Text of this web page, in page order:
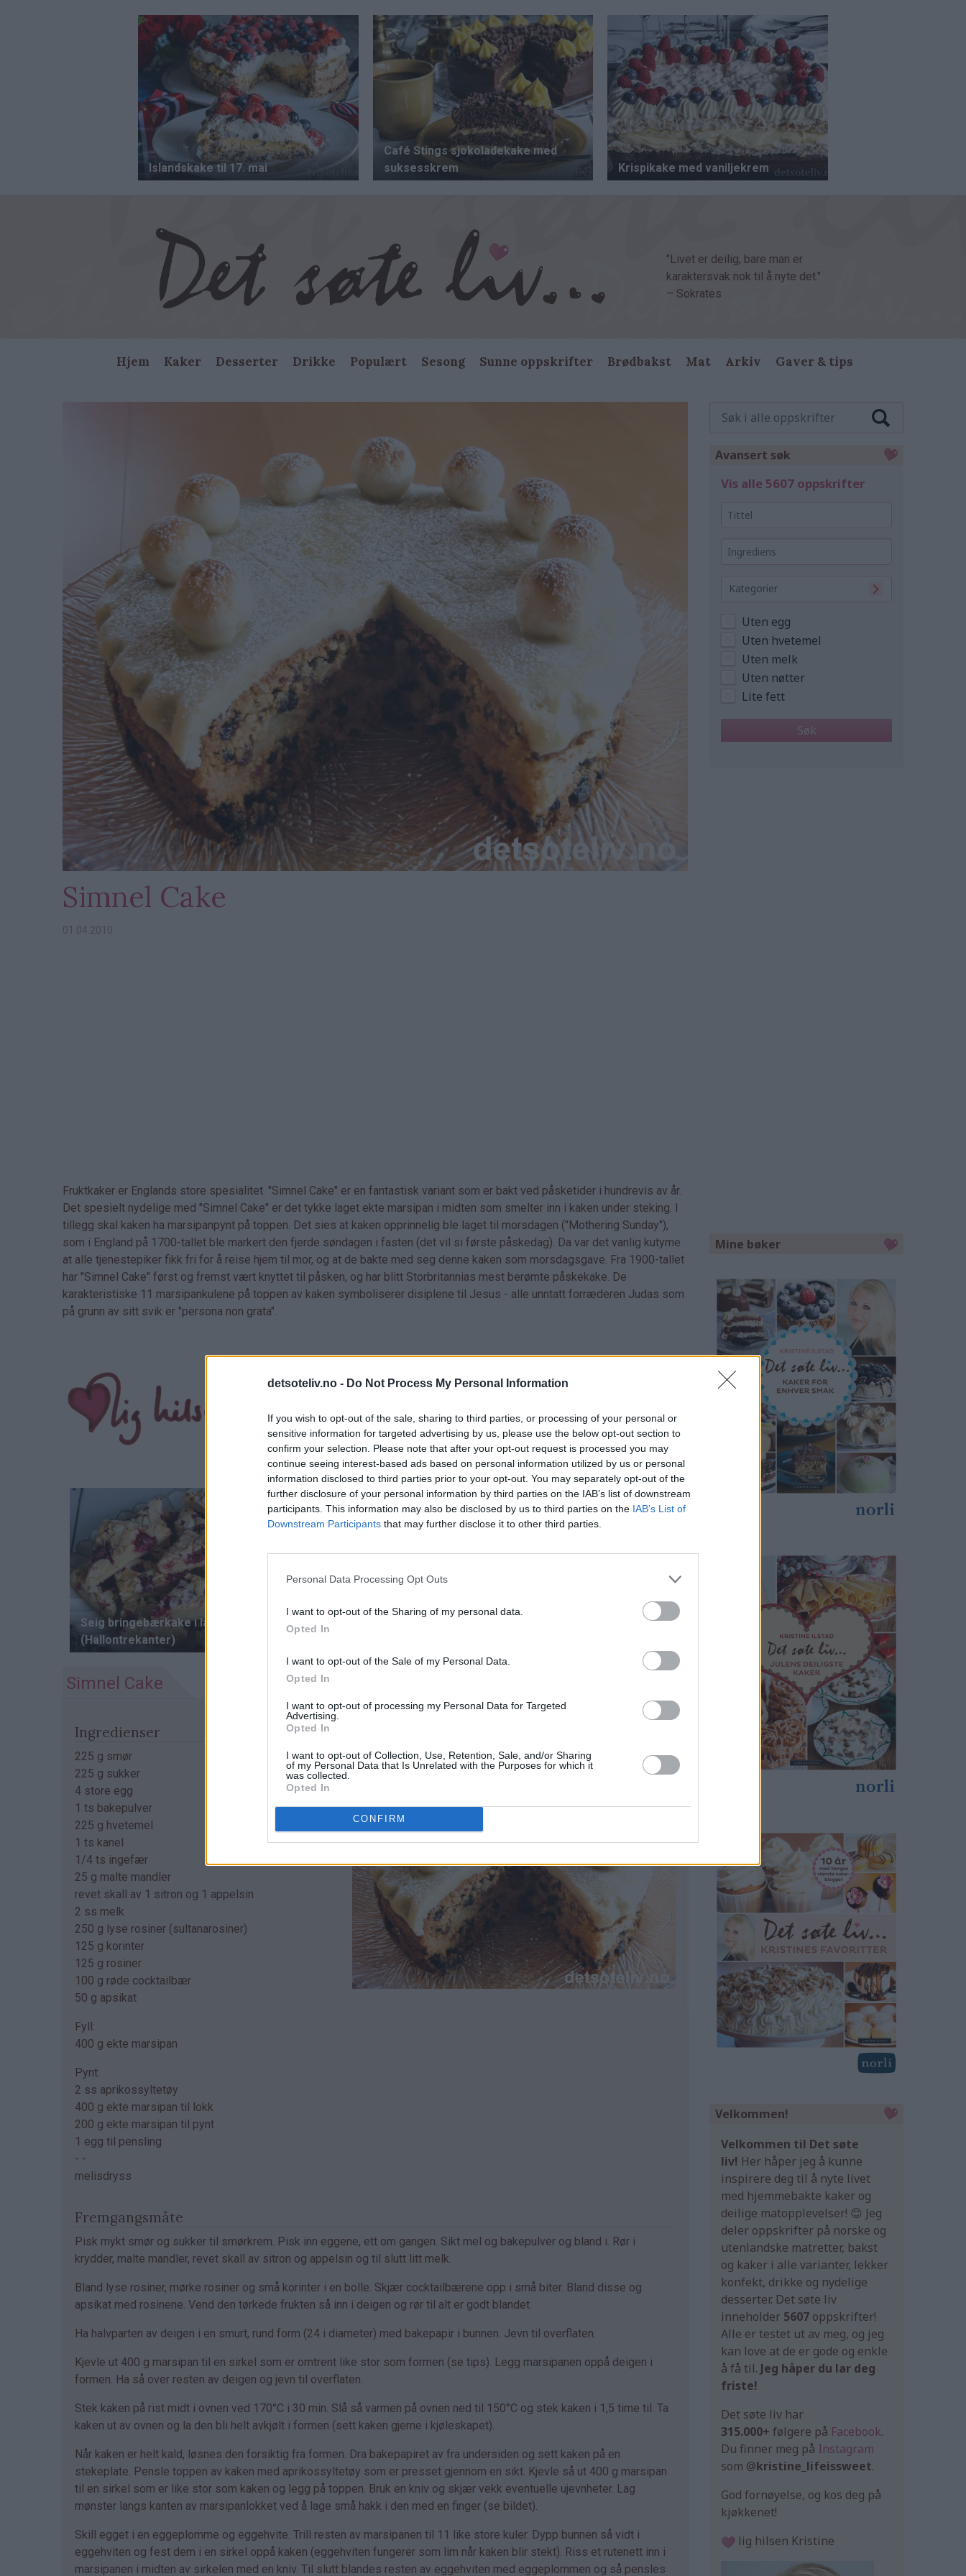
detsoteliv.no - Do Not Process My Personal Information
If you wish to opt-out of the sale, sharing to third parties, or processing of your personal or
sensitive information for targeted advertising by us, please use the below opt-out section to
confirm your selection. Please note that after your opt-out request is processed you may
continue seeing interest-based ads based on personal information utilized by us or personal
information disclosed to third parties prior to your opt-out. You may separately opt-out of the
further disclosure of your personal information by third parties on the IAB’s list of downstream
participants. This information may also be disclosed by us to third parties on the IAB’s List of
Downstream Participants that may further disclose it to other third parties.
Personal Data Processing Opt Outs
I want to opt-out of the Sharing of my personal data.
Opted In
I want to opt-out of the Sale of my Personal Data.
Opted In
I want to opt-out of processing my Personal Data for Targeted
Advertising.
Opted In
I want to opt-out of Collection, Use, Retention, Sale, and/or Sharing
of my Personal Data that Is Unrelated with the Purposes for which it
was collected.
Opted In
CONFIRM
"Livet er deilig, bare man er
karaktersvak nok til å nyte det."
– Sokrates
Main
navigation
Hjem Kaker Desserter Drikke Populært Sesong Sunne oppskrifter Brødbakst Mat Arkiv Gaver & tips
Simnel Cake
01.04.2010
Fruktkaker er Englands store spesialitet. "Simnel Cake" er en fantastisk variant som er bakt ved påsketider i hundrevis av år.
Det spesielt nydelige med "Simnel Cake" er det tykke laget ekte marsipan i midten som smelter inn i kaken under steking. I
tillegg skal kaken ha marsipanpynt på toppen. Det sies at kaken opprinnelig ble laget til morsdagen ("Mothering Sunday"),
som i England på 1700-tallet ble markert den fjerde søndagen i fasten (det vil si første påskedag). Da var det vanlig kutyme
at alle tjenestepiker fikk fri for å reise hjem til mor, og at de bakte med seg denne kaken som morsdagsgave. Fra 1900-tallet
har "Simnel Cake" først og fremst vært knyttet til påsken, og har blitt Storbritannias mest berømte påskekake. De
karakteristiske 11 marsipankulene på toppen av kaken symboliserer disiplene til Jesus - alle unntatt forræderen Judas som
på grunn av sitt svik er "persona non grata".
Simnel Cake
Ingredienser
225 g smør
225 g sukker
4 store egg
1 ts bakepulver
225 g hvetemel
1 ts kanel
1/4 ts ingefær
25 g malte mandler
revet skall av 1 sitron og 1 appelsin
2 ss melk
250 g lyse rosiner (sultanarosiner)
125 g korinter
125 g rosiner
100 g røde cocktailbær
50 g apsikat
Fyll:
400 g ekte marsipan
Pynt:
2 ss aprikossyltetøy
400 g ekte marsipan til lokk
200 g ekte marsipan til pynt
1 egg til pensling
- -
melisdryss
Fremgangsmåte
Pisk mykt smør og sukker til smørkrem. Pisk inn eggene, ett om gangen. Sikt mel og bakepulver og bland i. Rør i
krydder, malte mandler, revet skall av sitron og appelsin og til slutt litt melk.
Bland lyse rosiner, mørke rosiner og små korinter i en bolle. Skjær cocktailbærene opp i små biter. Bland disse og
apsikat med rosinene. Vend den tørkede frukten så inn i deigen og rør til alt er godt blandet.
Ha halvparten av deigen i en smurt, rund form (24 i diameter) med bakepapir i bunnen. Jevn til overflaten.
Kjevle ut 400 g marsipan til en sirkel som er omtrent like stor som formen (se tips). Legg marsipanen oppå deigen i
formen. Ha så over resten av deigen og jevn til overflaten.
Stek kaken på rist midt i ovnen ved 170°C i 30 min. Slå så varmen på ovnen ned til 150°C og stek kaken i 1,5 time til. Ta
kaken ut av ovnen og la den bli helt avkjølt i formen (sett kaken gjerne i kjøleskapet).
Når kaken er helt kald, løsnes den forsiktig fra formen. Dra bakepapiret av fra undersiden og sett kaken på en
stekeplate. Pensle toppen av kaken med aprikossyltetøy som er presset gjennom en sikt. Kjevle så ut 400 g marsipan
til en sirkel som er like stor som kaken og legg på toppen. Bruk en kniv og skjær vekk eventuelle ujevnheter. Lag
mønster langs kanten av marsipanlokket ved å lage små hakk i den med en finger (se bildet).
Skill egget i en eggeplomme og eggehvite. Trill resten av marsipanen til 11 like store kuler. Dypp bunnen så vidt i
eggehviten og fest dem i en sirkel oppå kaken (eggehviten fungerer som lim når kaken blir stekt). Riss et rutenett inn i
marsipanen i midten av sirkelen med en kniv. Til slutt blandes resten av eggehviten med eggeplommen og så pensles
Avansert søk
Vis alle 5607 oppskrifter
Kategorier
Uten egg
Uten hvetemel
Uten melk
Uten nøtter
Lite fett
Mine bøker
Velkommen!
Velkommen til Det søte
liv! Her håper jeg å kunne
inspirere deg til å nyte livet
med hjemmebakte kaker og
deilige matopplevelser! 😊 Jeg
deler oppskrifter på norske og
utenlandske matretter, bakst
og kaker i alle varianter, lekker
konfekt, drikke og nydelige
desserter. Det søte liv
inneholder 5607 oppskrifter!
Alle er testet ut av meg, og jeg
kan love at de er gode og enkle
å få til. Jeg håper du lar deg
friste!
Det søte liv har
315.000+ følgere på Facebook.
Du finner meg på Instagram
som @kristine_lifeissweet.
God fornøyelse, og kos deg på
kjøkkenet!
lig hilsen Kristine